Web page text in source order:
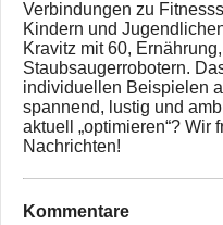
Verbindungen zu
Kindern und
Kravitz mit 60,
Staubsaugerrobotern.
individuellen Beispielen
spannend, lustig und
aktuell „optimieren“? Wir
Nachrichten!
Kommentare